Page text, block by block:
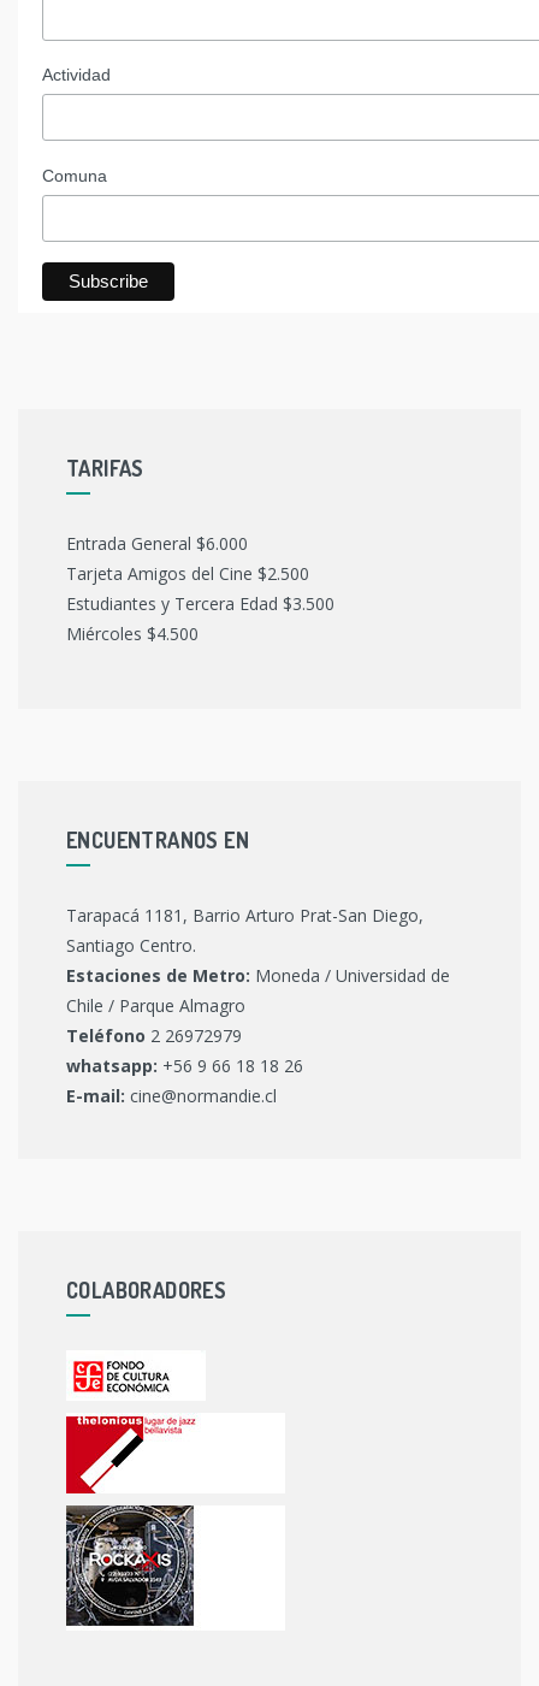
Actividad
Comuna
TARIFAS
Entrada General $6.000
Tarjeta Amigos del Cine $2.500
Estudiantes y Tercera Edad $3.500
Miércoles $4.500
ENCUENTRANOS EN
Tarapacá 1181, Barrio Arturo Prat-San Diego,
Santiago Centro.
Estaciones de Metro: Moneda / Universidad de
Chile / Parque Almagro
Teléfono 2 26972979
whatsapp: +56 9 66 18 18 26
E-mail: cine@normandie.cl
COLABORADORES